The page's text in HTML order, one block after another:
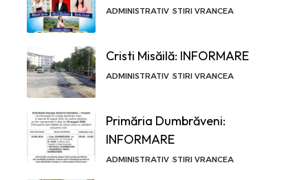
ADMINISTRATIV STIRI VRANCEA
Cristi Misăilă: INFORMARE
ADMINISTRATIV STIRI VRANCEA
Primăria Dumbrăveni:
INFORMARE
ADMINISTRATIV STIRI VRANCEA